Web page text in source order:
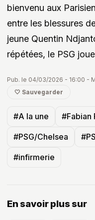
bienvenu aux
entre les blessures
jeune Quentin
répétées, le PSG
Pub. le 04/03/2026 - 16:00 -
🤍 Sauvegarder
#A la une #Fabian
#PSG/Chelsea
#infirmerie
En savoir plus sur